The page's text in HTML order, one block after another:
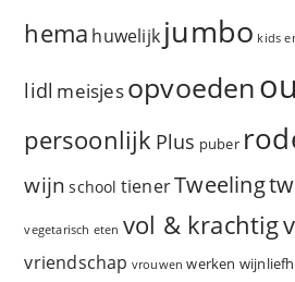
hema huwelijk jumbo kids
lidl meisjesopvoeden
persoonlijk Plus puber
wijn school tienerTweeling
vegetarisch eten vol & krachtig
vriendschap vrouwen werken